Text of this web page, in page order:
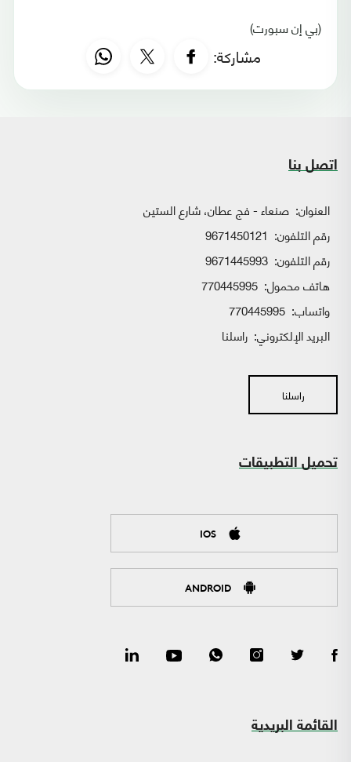
(بي إن سبورت)
مشاركة:
اتصل بنا
العنوان: صنعاء - فج عطان، شارع الستين
رقم التلفون: 9671450121
رقم التلفون: 9671445993
هاتف محمول: 770445995
واتساب:
البريد الإلكتروني: راسلنا
راسلنا
تحميل التطبيقات
IOS
ANDROID
القائمة البريدية